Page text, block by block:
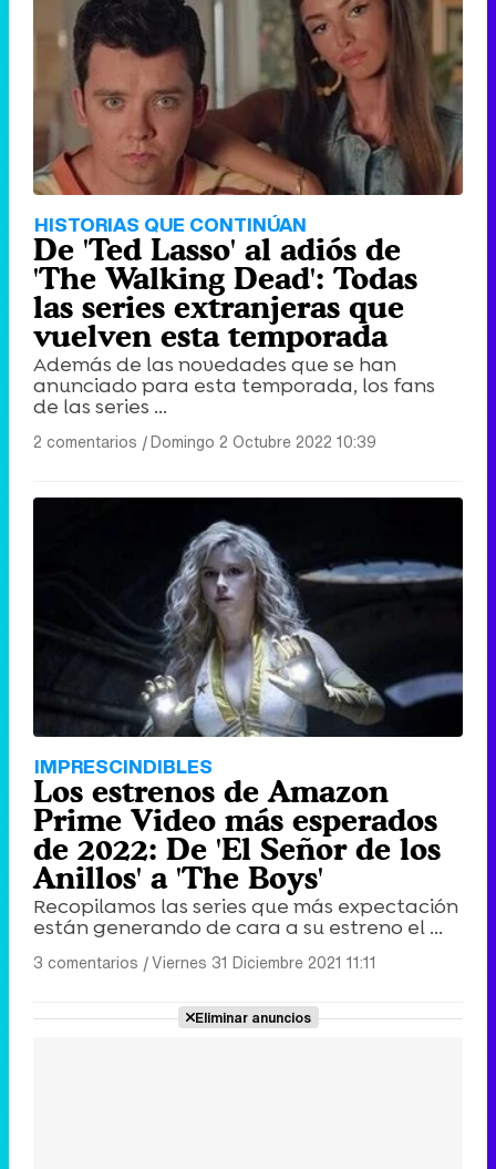
HISTORIAS QUE CONTINÚAN
De 'Ted Lasso' al adiós de
'The Walking Dead': Todas
las series extranjeras que
vuelven esta temporada
Además de las novedades que se han
anunciado para esta temporada, los fans
de las series ...
2 comentarios |Domingo 2 Octubre 2022 10:39
IMPRESCINDIBLES
Los estrenos de Amazon
Prime Video más esperados
de 2022: De 'El Señor de los
Anillos' a 'The Boys'
Recopilamos las series que más expectación
están generando de cara a su estreno el ...
3 comentarios |Viernes 31 Diciembre 2021 11:11
Eliminar anuncios